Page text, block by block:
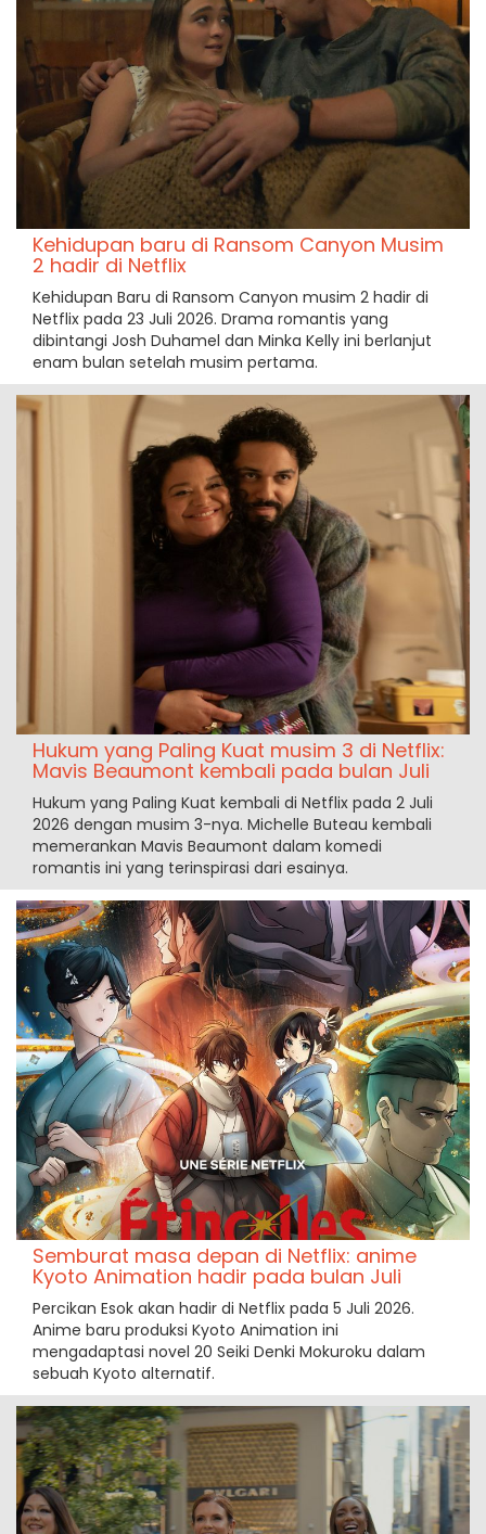
Kehidupan baru di Ransom Canyon Musim
2 hadir di Netflix
Kehidupan Baru di Ransom Canyon musim 2 hadir di
Netflix pada 23 Juli 2026. Drama romantis yang
dibintangi Josh Duhamel dan Minka Kelly ini berlanjut
enam bulan setelah musim pertama.
Hukum yang Paling Kuat musim 3 di Netflix:
Mavis Beaumont kembali pada bulan Juli
Hukum yang Paling Kuat kembali di Netflix pada 2 Juli
2026 dengan musim 3-nya. Michelle Buteau kembali
memerankan Mavis Beaumont dalam komedi
romantis ini yang terinspirasi dari esainya.
Semburat masa depan di Netflix: anime
Kyoto Animation hadir pada bulan Juli
Percikan Esok akan hadir di Netflix pada 5 Juli 2026.
Anime baru produksi Kyoto Animation ini
mengadaptasi novel 20 Seiki Denki Mokuroku dalam
sebuah Kyoto alternatif.